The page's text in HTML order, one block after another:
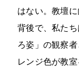
はない。教壇
背後で、私た
ろ姿」の観察
レンジ色が教